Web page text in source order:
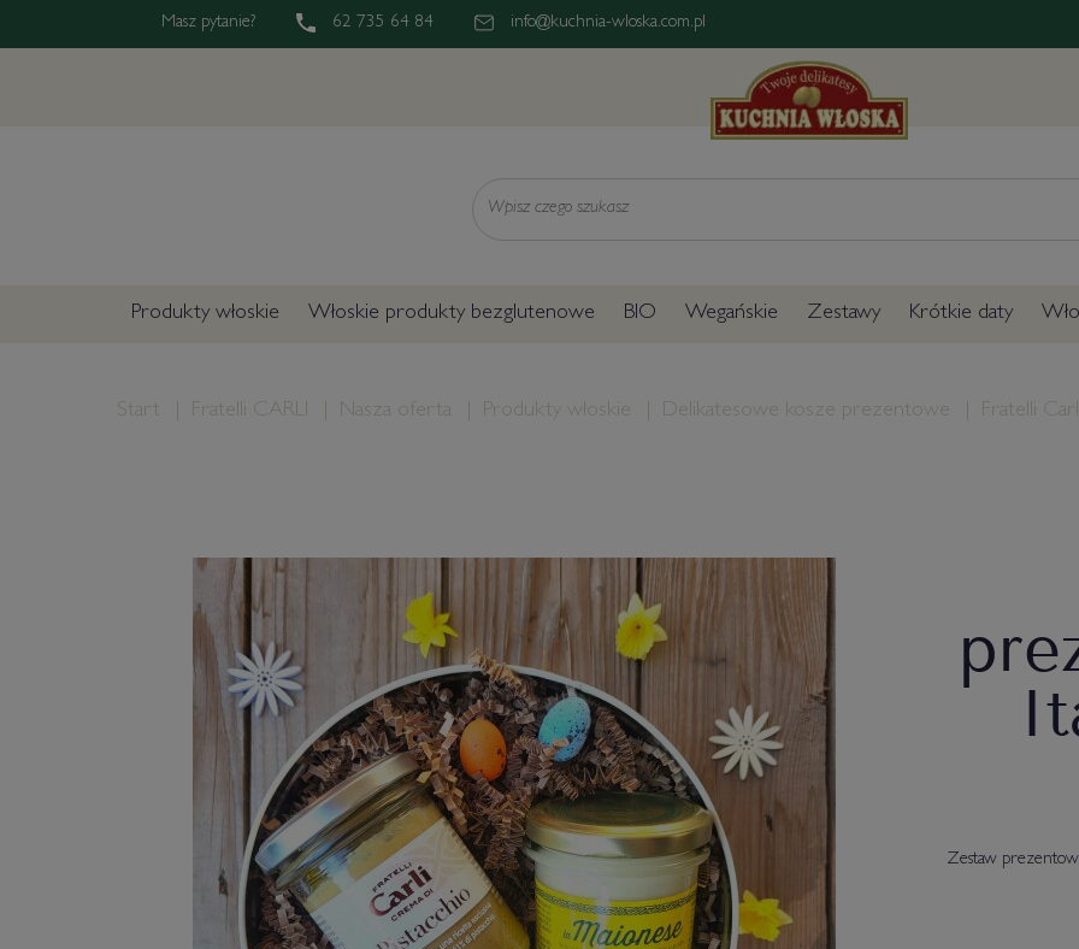
Masz pytanie? 62 735 64 84 info@kuchnia-wloska.com.pl
Produkty włoskie Włoskie produkty bezglutenowe BIO Wegańskie Zestawy Krótkie daty
Start Fratelli CARLI Nasza oferta Produkty włoskie Delikatesowe kosze prezentowe Fratelli
Zestaw